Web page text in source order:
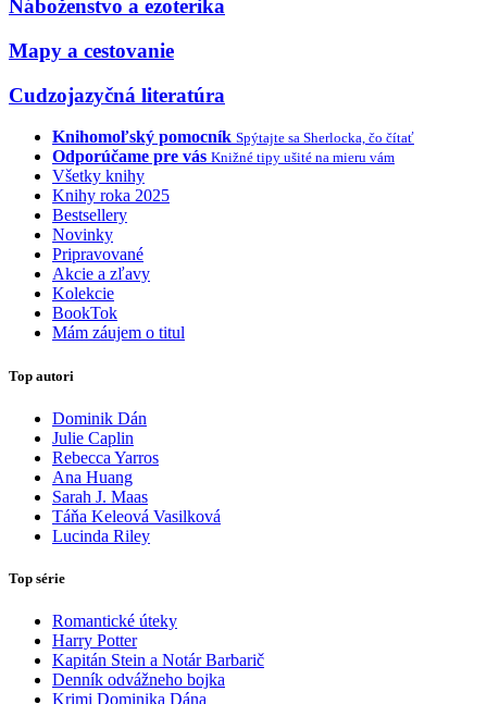
Náboženstvo a ezoterika
Mapy a cestovanie
Cudzojazyčná literatúra
Knihomoľský pomocník Spýtajte sa Sherlocka, čo čítať
Odporúčame pre vás Knižné tipy ušité na mieru vám
Všetky knihy
Knihy roka 2025
Bestsellery
Novinky
Pripravované
Akcie a zľavy
Kolekcie
BookTok
Mám záujem o titul
Top autori
Dominik Dán
Julie Caplin
Rebecca Yarros
Ana Huang
Sarah J. Maas
Táňa Keleová Vasilková
Lucinda Riley
Top série
Romantické úteky
Harry Potter
Kapitán Stein a Notár Barbarič
Denník odvážneho bojka
Krimi Dominika Dána